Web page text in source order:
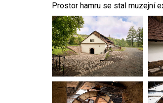
Prostor hamru se stal muzejní